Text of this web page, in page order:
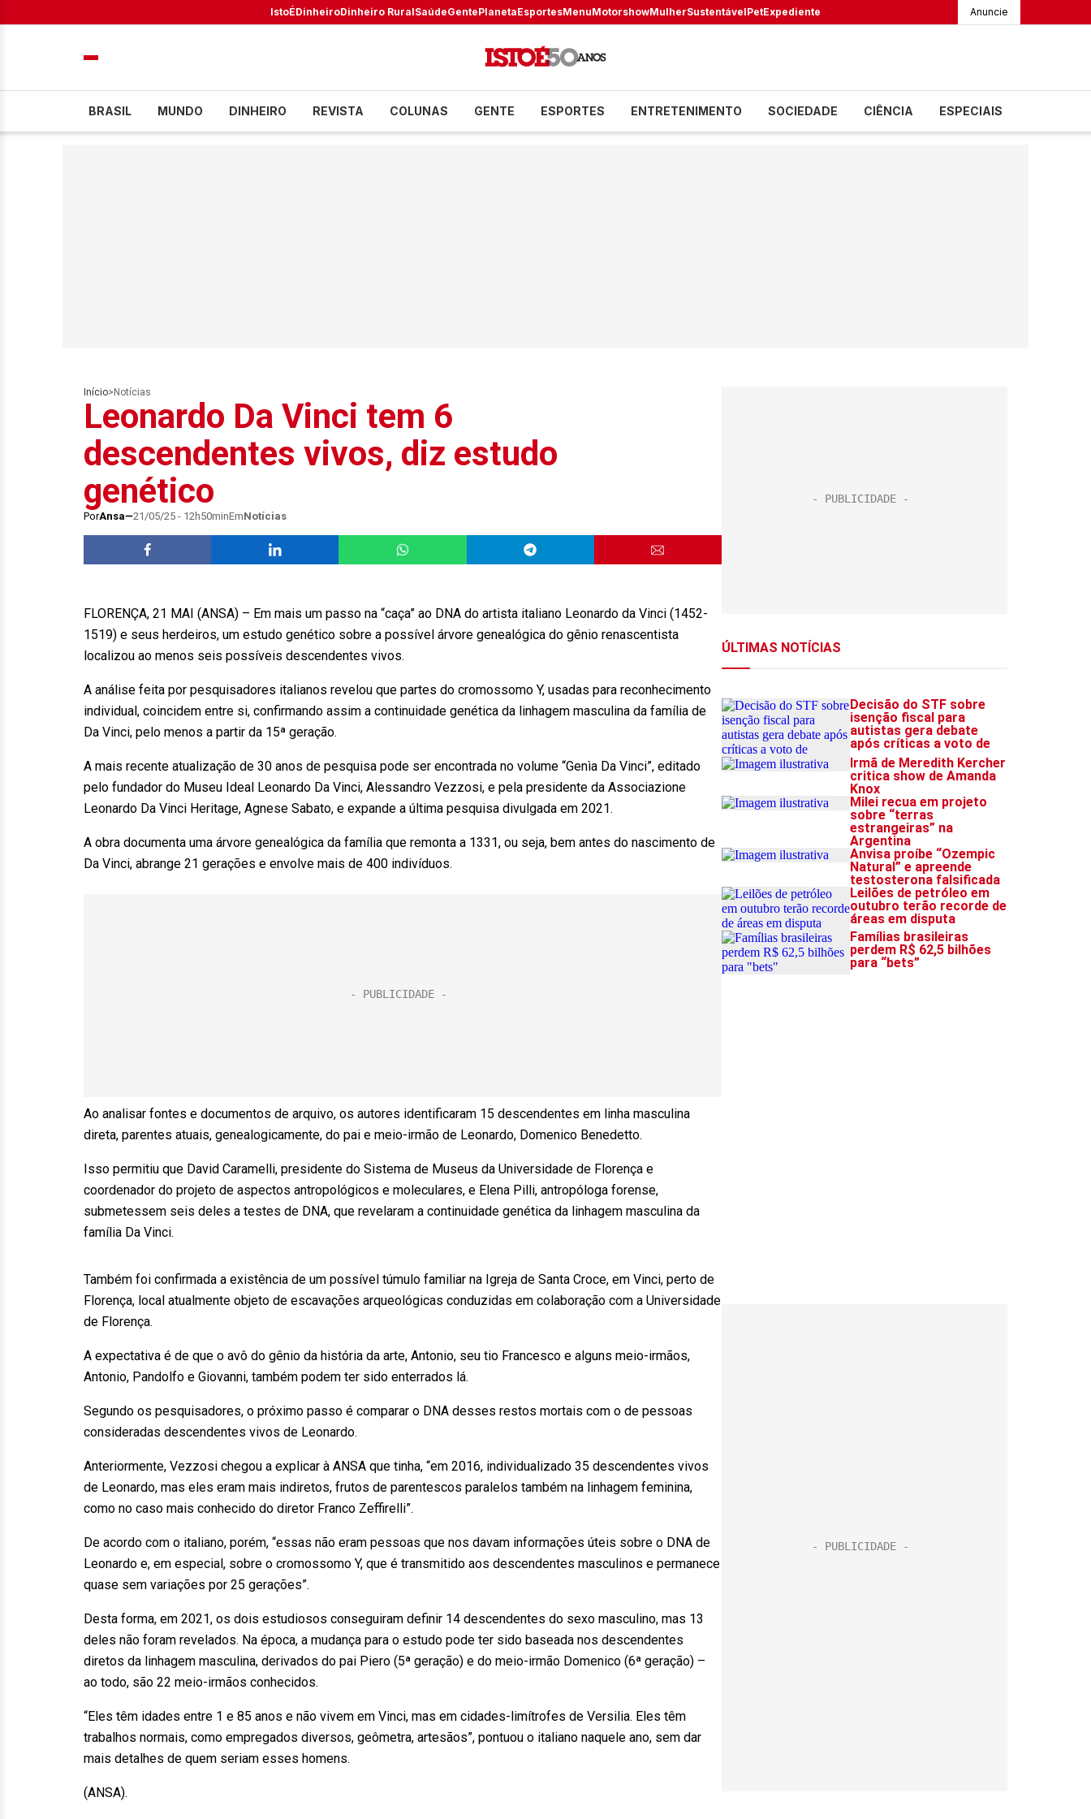
IstoÉDinheiroDinheiro RuralSaúdeGentePlanetaEsportesMenuMotorshowMulherSustentávelPetExpediente Anuncie
BRASIL MUNDO DINHEIRO REVISTA COLUNAS GENTE ESPORTES ENTRETENIMENTO SOCIEDADE CIÊNCIA ESPECIAIS
Início> Notícias
Leonardo Da Vinci tem 6
descendentes vivos, diz estudo
genético
PorAnsa 21/05/25 - 12h50minEmNotícias
FLORENÇA, 21 MAI (ANSA) – Em mais um passo na “caça” ao DNA do artista italiano Leonardo da Vinci (1452-
1519) e seus herdeiros, um estudo genético sobre a possível árvore genealógica do gênio renascentista
localizou ao menos seis possíveis descendentes vivos.
A análise feita por pesquisadores italianos revelou que partes do cromossomo Y, usadas para reconhecimento
individual, coincidem entre si, confirmando assim a continuidade genética da linhagem masculina da família de
Da Vinci, pelo menos a partir da 15ª geração.
A mais recente atualização de 30 anos de pesquisa pode ser encontrada no volume “Genìa Da Vinci”, editado
pelo fundador do Museu Ideal Leonardo Da Vinci, Alessandro Vezzosi, e pela presidente da Associazione
Leonardo Da Vinci Heritage, Agnese Sabato, e expande a última pesquisa divulgada em 2021.
A obra documenta uma árvore genealógica da família que remonta a 1331, ou seja, bem antes do nascimento de
Da Vinci, abrange 21 gerações e envolve mais de 400 indivíduos.
Ao analisar fontes e documentos de arquivo, os autores identificaram 15 descendentes em linha masculina
direta, parentes atuais, genealogicamente, do pai e meio-irmão de Leonardo, Domenico Benedetto.
Isso permitiu que David Caramelli, presidente do Sistema de Museus da Universidade de Florença e
coordenador do projeto de aspectos antropológicos e moleculares, e Elena Pilli, antropóloga forense,
submetessem seis deles a testes de DNA, que revelaram a continuidade genética da linhagem masculina da
família Da Vinci.
Também foi confirmada a existência de um possível túmulo familiar na Igreja de Santa Croce, em Vinci, perto de
Florença, local atualmente objeto de escavações arqueológicas conduzidas em colaboração com a Universidade
de Florença.
A expectativa é de que o avô do gênio da história da arte, Antonio, seu tio Francesco e alguns meio-irmãos,
Antonio, Pandolfo e Giovanni, também podem ter sido enterrados lá.
Segundo os pesquisadores, o próximo passo é comparar o DNA desses restos mortais com o de pessoas
consideradas descendentes vivos de Leonardo.
Anteriormente, Vezzosi chegou a explicar à ANSA que tinha, “em 2016, individualizado 35 descendentes vivos
de Leonardo, mas eles eram mais indiretos, frutos de parentescos paralelos também na linhagem feminina,
como no caso mais conhecido do diretor Franco Zeffirelli”.
De acordo com o italiano, porém, “essas não eram pessoas que nos davam informações úteis sobre o DNA de
Leonardo e, em especial, sobre o cromossomo Y, que é transmitido aos descendentes masculinos e permanece
quase sem variações por 25 gerações”.
Desta forma, em 2021, os dois estudiosos conseguiram definir 14 descendentes do sexo masculino, mas 13
deles não foram revelados. Na época, a mudança para o estudo pode ter sido baseada nos descendentes
diretos da linhagem masculina, derivados do pai Piero (5ª geração) e do meio-irmão Domenico (6ª geração) –
ao todo, são 22 meio-irmãos conhecidos.
“Eles têm idades entre 1 e 85 anos e não vivem em Vinci, mas em cidades-limítrofes de Versilia. Eles têm
trabalhos normais, como empregados diversos, geômetra, artesãos”, pontuou o italiano naquele ano, sem dar
mais detalhes de quem seriam esses homens.
(ANSA).